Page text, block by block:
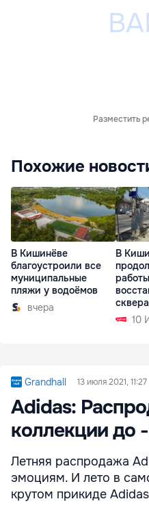
Разместить
Похожие
В Кишинёве
благоустроили все
муниципальные
пляжи у водоёмов
вчера
В
10
Grandhall 13 июля 2021, 11:27
Adidas:
коллекции
Летняя распродажа
эмоциям. И лето в
крутом прикиде